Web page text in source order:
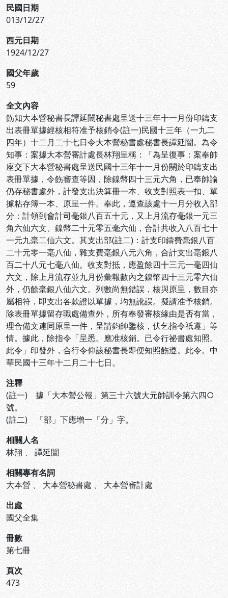
民國日期
013/12/27
西元日期
1924/12/27
國父年歲
59
全文內容
飭知大本營秘書長譚延闓秘書處呈送十三年十一月份印鑄支
出表冊單據經核相符准予核銷令(註一)民國十三年（一九二
四年）十二月二十七日令大本營秘書處秘書長譚延闓。為令
知事：案據大本營審計處長林翔呈稱：「為呈復事：案奉帥
座交下大本營秘書處呈送民國十三年十一月份關於印鑄支出
表冊單據，令飭審查等因，除鎳幣四十三元六角，已奉帥諭
仍存秘書處外，計發支出決算冊一本、收支對照表一扣、單
據粘存簿一本、原呈一件。奉此，遵查該處十一月分收入部
分：計領到會計司毫銀八百五十元，又上月流存毫銀一元三
角六仙六文、鎳幣二十元零五毫六仙，合計共收入八百七十
一元九毫二仙六文。其支出部(註二)：計支印鑄費毫銀八百
二十元零一毫八仙，雜支費毫銀八元六角，合計支出毫銀八
百二十八元七毫八仙。收支對抵，應盈餘四十三元一毫四仙
六文，除上月流存並九月份彙報數內之鎳幣四十三元零六仙
外，仍餘毫銀八仙六文。列數尚無錯誤，核與原呈，數目亦
屬相符，即支出各款證以單據，均無訛誤。擬請准予核銷。
除表冊單據留存職處備查外，所有奉發審核緣由是否有當，
理合備文連同原呈一件，呈請鈞帥鑒核，伏乞指令祇遵」等
情。據此，除指令「呈悉。應准核銷。已令行祕書處知照。
此令」印發外，合行令仰該秘書長即便知照飭遵。此令。中
華民國十三年十二月二十七日。
注釋
(註一) 據「大本營公報」第三十六號大元帥訓令第六四○
號。
(註二) 「部」下應增一「分」字。
相關人名
林翔 、 譚延闓
相關專有名詞
大本營 、 大本營秘書處 、 大本營審計處
出處
國父全集
冊數
第七冊
頁次
473